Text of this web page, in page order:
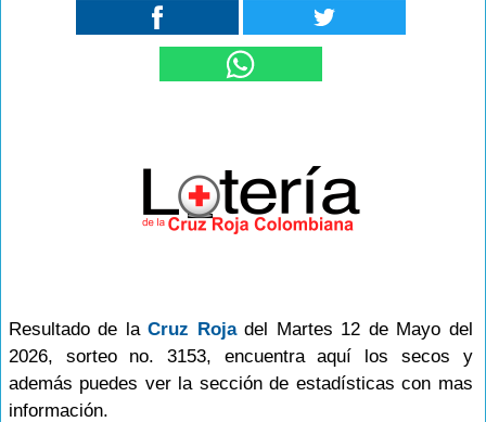
Resultado de laCruz Rojadel Martes 12 de Mayo del
2026, sorteo no. 3153, encuentra aquí los secos y
además puedes ver la sección de estadísticas con mas
información.